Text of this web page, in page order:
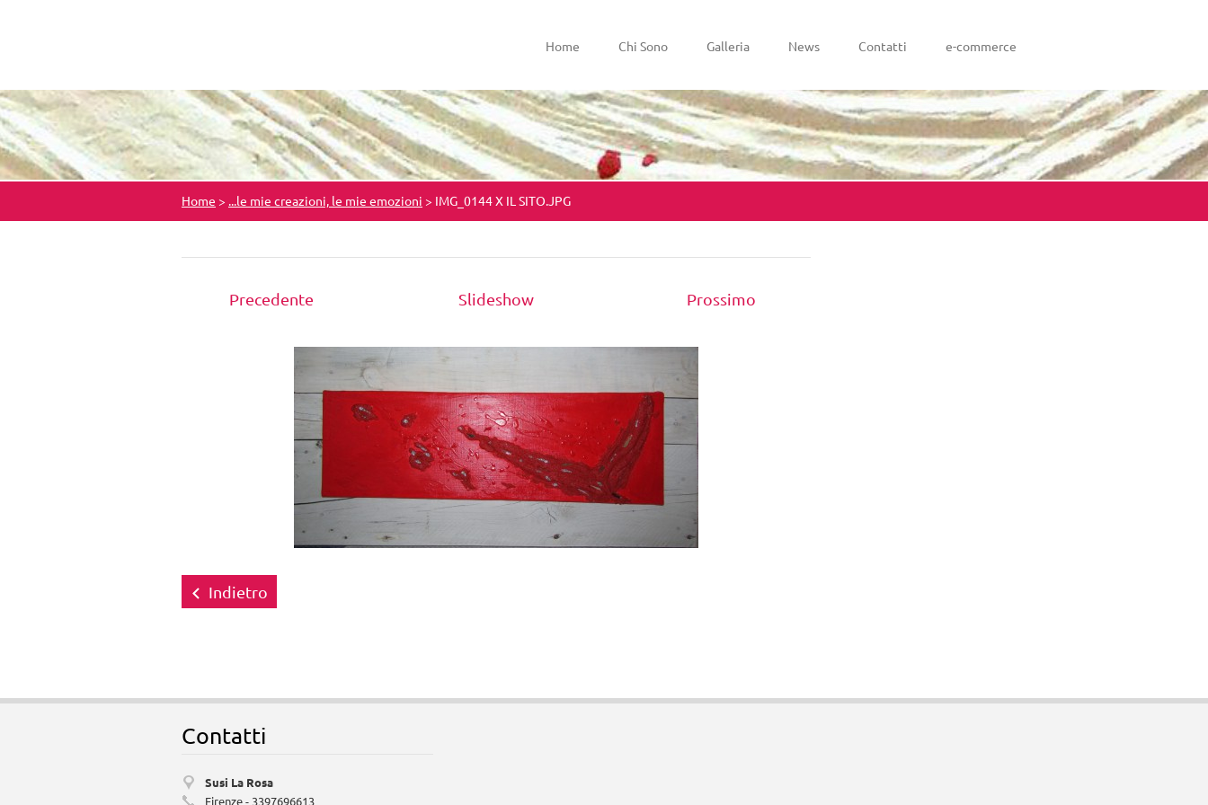
Home Chi Sono Galleria News Contatti e-commerce
Home > ...le mie creazioni, le mie emozioni > IMG_0144 X IL SITO.JPG
Precedente Slideshow Prossimo
Indietro
Contatti
Susi La Rosa
Firenze - 3397696613